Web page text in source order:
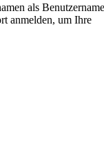
als
anmelden, um Ihre